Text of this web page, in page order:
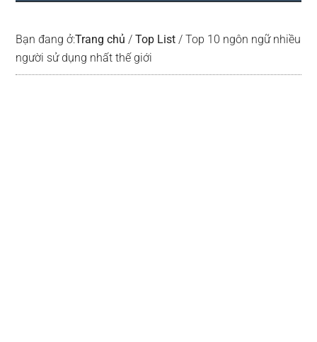
Bạn đang ở:Trang chủ / Top List / Top 10 ngôn ngữ nhiều
người sử dụng nhất thế giới